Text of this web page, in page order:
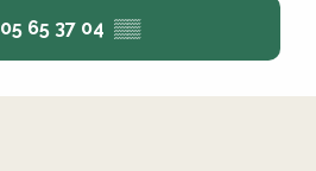
05 65 37 04 ▒▒